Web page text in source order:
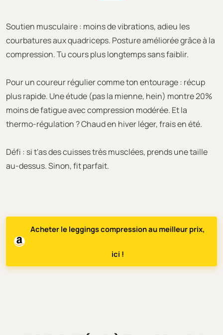
Soutien musculaire : moins de vibrations, adieu les
courbatures aux quadriceps. Posture améliorée grâce à la
compression. Tu cours plus longtemps sans faiblir.
Pour un coureur régulier comme ton entourage : récup
plus rapide. Une étude (pas la mienne, hein) montre 20%
moins de fatigue avec compression modérée. Et la
thermo-régulation ? Chaud en hiver léger, frais en été.
Défi : si t'as des cuisses très musclées, prends une taille
au-dessus. Sinon, fit parfait.
Acheter le leggings compression au meilleur prix,
ici !